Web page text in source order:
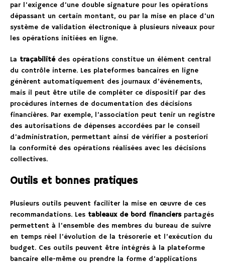
par l’exigence d’une double signature pour les opérations
dépassant un certain montant, ou par la mise en place d’un
système de validation électronique à plusieurs niveaux pour
les opérations initiées en ligne.
La traçabilitédes opérations constitue un élément central
du contrôle interne. Les plateformes bancaires en ligne
génèrent automatiquement des journaux d’événements,
mais il peut être utile de compléter ce dispositif par des
procédures internes de documentation des décisions
financières. Par exemple, l’association peut tenir un registre
des autorisations de dépenses accordées par le conseil
d’administration, permettant ainsi de vérifier a posteriori
la conformité des opérations réalisées avec les décisions
collectives.
Outils et bonnes pratiques
Plusieurs outils peuvent faciliter la mise en œuvre de ces
recommandations. Les tableaux de bord financierspartagés
permettent à l’ensemble des membres du bureau de suivre
en temps réel l’évolution de la trésorerie et l’exécution du
budget. Ces outils peuvent être intégrés à la plateforme
bancaire elle-même ou prendre la forme d’applications